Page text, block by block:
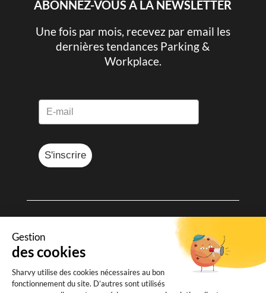
Gestion
des cookies
Sharvy utilise des cookies nécessaires au bon
fonctionnement du site. D’autres sont utilisés
ABONNEZ-VOUS À LA NEWSLETTER
Une fois par mois, recevez par email les
dernières tendances Parking &
Workplace.
S'inscrire
Mentions légales
Données personnelles
-Conditions générales de vente